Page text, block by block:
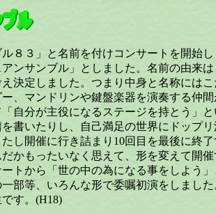
８３」と名前を付けコンサートを開始し
ンサンブル」としました。名前の由来
決定しました。つまり中身と名称にはこ
、マンドリンや鍵盤楽器を演奏する仲間
自分が主役になるステージを持とう」と
書いたりし、自己満足の世界にドップリ
し開催に行き詰まり10回目を最後に終了
かもったいなく思えて、形を変えて開催
トから「世の中の為になる事をしよう
部等、いろんな形で委嘱初演をしました
す。(H18)